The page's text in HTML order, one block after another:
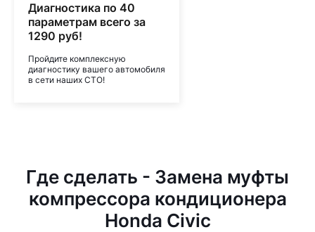
Диагностика по 40
параметрам всего за
1290 руб!
Пройдите комплексную
диагностику вашего автомобиля
в сети наших СТО!
Где сделать - Замена муфты
компрессора кондиционера
Honda Civic